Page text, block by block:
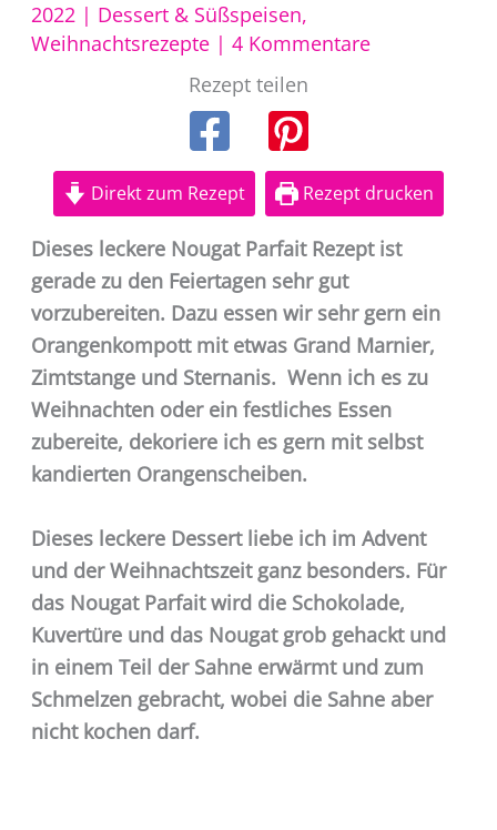
2022 | Dessert & Süßspeisen,
Weihnachtsrezepte| 4 Kommentare
Rezept teilen
Direkt zum Rezept Rezept drucken
Dieses leckere Nougat Parfait Rezept ist
gerade zu den Feiertagen sehr gut
vorzubereiten. Dazu essen wir sehr gern ein
Orangenkompott mit etwas Grand Marnier,
Zimtstange und Sternanis. Wenn ich es zu
Weihnachten oder ein festliches Essen
zubereite, dekoriere ich es gern mit selbst
kandierten Orangenscheiben.
Dieses leckere Dessert liebe ich im Advent
und der Weihnachtszeit ganz besonders. Für
das Nougat Parfait wird die Schokolade,
Kuvertüre und das Nougat grob gehackt und
in einem Teil der Sahne erwärmt und zum
Schmelzen gebracht, wobei die Sahne aber
nicht kochen darf.